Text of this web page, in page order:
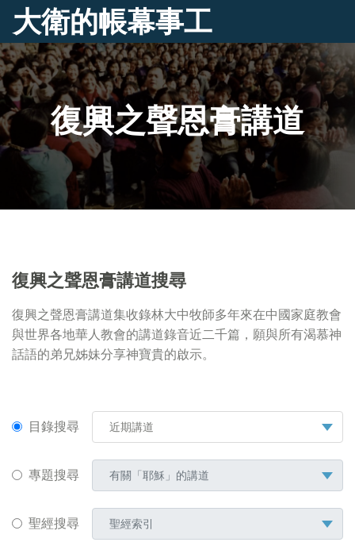
大衛的帳幕事工
復興之聲恩膏講道
復興之聲恩膏講道搜尋
復興之聲恩膏講道集收錄林大中牧師多年來在中國家庭教會
與世界各地華人教會的講道錄音近二千篇，願與所有渴慕神
話語的弟兄姊妹分享神寶貴的啟示。
目錄搜尋
專題搜尋
聖經搜尋